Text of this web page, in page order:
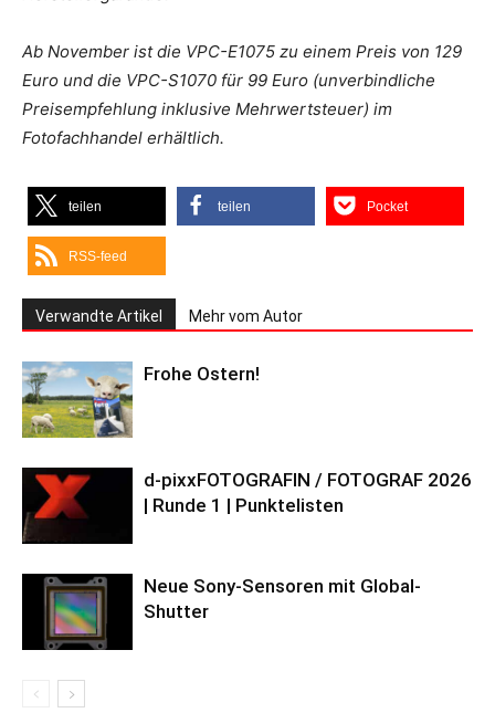
Ab November ist die VPC-E1075 zu einem Preis von 129
Euro und die VPC-S1070 für 99 Euro (unverbindliche
Preisempfehlung inklusive Mehrwertsteuer) im
Fotofachhandel erhältlich.
teilen teilen Pocket
RSS-feed
Verwandte Artikel Mehr vom Autor
Frohe Ostern!
d-pixxFOTOGRAFIN / FOTOGRAF 2026
| Runde 1 | Punktelisten
Neue Sony-Sensoren mit Global-
Shutter